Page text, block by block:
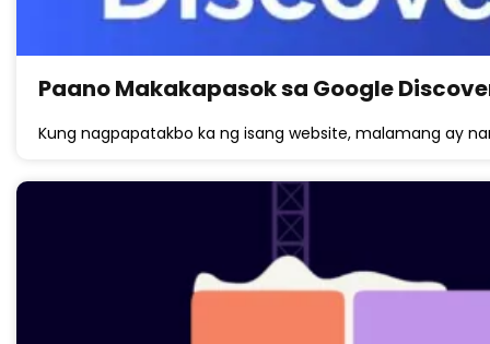
Paano Makakapasok sa Google
Kung nagpapatakbo ka ng isang website, malamang ay